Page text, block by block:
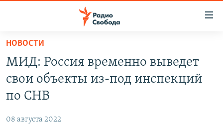
упрощенного
доступа
основному
Вернутся
ПОДКАСТЫ
АВТОРСКИЕ ПРОЕКТЫ
МНЕНИЯ
НОВОСТИ
МИД: Россия временно выведет
свои объекты из-под инспекций
по СНВ
08 августа 2022